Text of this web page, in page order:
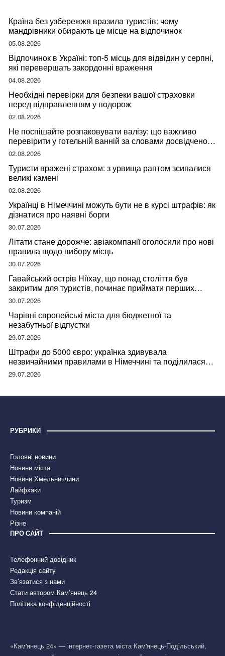
Країна без узбережжя вразила туристів: чому
мандрівники обирають це місце на відпочинок
05.08.2026
Відпочинок в Україні: топ-5 місць для відвідин у серпні,
які перевершать закордонні враження
04.08.2026
Необхідні перевірки для безпеки вашої страховки
перед відправленням у подорож
02.08.2026
Не поспішайте розпаковувати валізу: що важливо
перевірити у готельній ванній за словами досвідченої
мандрівниці
02.08.2026
Туристи вражені страхом: з урвища раптом зсипалися
великі камені
02.08.2026
Українці в Німеччині можуть бути не в курсі штрафів: як
дізнатися про наявні борги
30.07.2026
Літати стане дорожче: авіакомпанії оголосили про нові
правила щодо вибору місць
30.07.2026
Гавайський острів Ніїхау, що понад століття був
закритим для туристів, починає приймати перших
відвідувачів
30.07.2026
Чарівні європейські міста для бюджетної та
незабутньої відпустки
29.07.2026
Штрафи до 5000 євро: українка здивувала
незвичайними правилами в Німеччині та поділилася
правдою
29.07.2026
РУБРИКИ
Головні новини
Новини міста
Новини Хмельниччини
Лайфхаки
Туризм
Новини компаній
Різне
ПРО САЙТ
Телефонний довідник
Редакція сайту
Зв’язатися з нами
Стати автором Кам’янець 24
Політика конфіденційності
«Кам'янець 24» — інтернет-газета міста Кам'янець-Подільський,